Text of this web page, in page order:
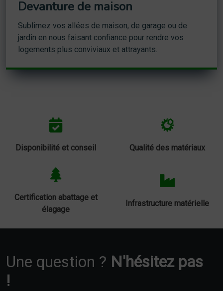
Devanture de maison
Sublimez vos allées de maison, de garage ou de
jardin en nous faisant confiance pour rendre vos
logements plus conviviaux et attrayants.
Disponibilité et conseil Qualité des matériaux
Certification abattage et
élagage
Infrastructure matérielle
Une question ? N'hésitez pas
!